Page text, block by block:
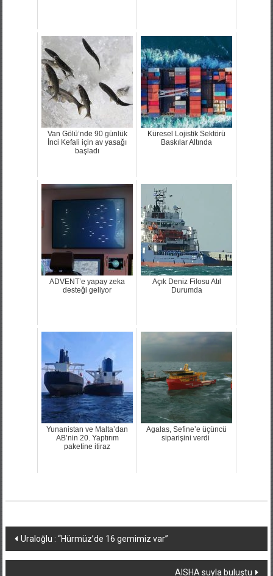
Van Gölü’nde 90 günlük
İnci Kefali için av yasağı
başladı
Küresel Lojistik Sektörü
Baskılar Altında
ADVENT’e yapay zeka
desteği geliyor
Açık Deniz Filosu Atıl
Durumda
Yunanistan ve Malta’dan
AB’nin 20. Yaptırım
paketine itiraz
Agalas, Sefine’e üçüncü
siparişini verdi
Yazı
dolaşımı
Uraloğlu : “Hürmüz’de 16 gemimiz var”
AISHA suyla buluştu